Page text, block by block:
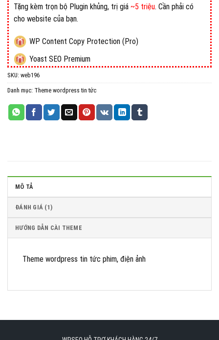
Tặng kèm trọn bộ Plugin khủng, trị giá ~5 triệu. Cần phải có
cho website của bạn.
WP Content Copy Protection (Pro)
Yoast SEO Premium
All in One WP Migration Unlimited Extension
iThemes Security Pro
Wordfence Security Premium
SKU: web196
Danh mục: Theme wordpress tin tức
MÔ TẢ
ĐÁNH GIÁ (1)
HƯỚNG DẪN CÀI THEME
Theme wordpress tin tức phim, điện ảnh